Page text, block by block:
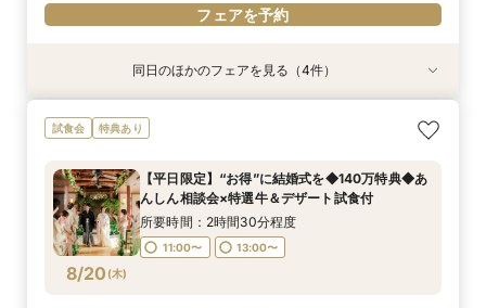
フェアを予約
8/19(水)
フォトウェディングご相談会
11:00〜 13:00〜
8/19(水)
【平日限定｜クイックフェア】初めての方へ◎見
学×安心相談会*
11:00〜 13:00〜
8/19(水)
【オンライン60分】見学前に不安解消◎あんし
ん相談会
12:00〜
14:00〜
16:00〜
特典あり
8/19(水)
【平日限定】“お得”に結婚式を◆140万特典◆あ
んしん相談会×特選牛＆デザート試食付
11:00〜 13:00〜
同日のほかのフェアを見る（4件）
試食会 特典あり
8/20 (木)
【平日限定】“お得”に結婚式を◆140万特典◆あ
んしん相談会×特選牛＆デザート試食付
所要時間：2時間30分程度
11:00〜 13:00〜